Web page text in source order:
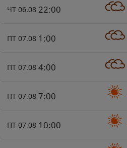
ЧТ 06.08 22:00
ПТ 07.08 1:00
ПТ 07.08 4:00
ПТ 07.08 7:00
ПТ 07.08 10:00